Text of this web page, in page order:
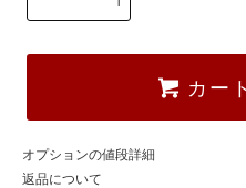
カー
オプションの値段詳細
返品について